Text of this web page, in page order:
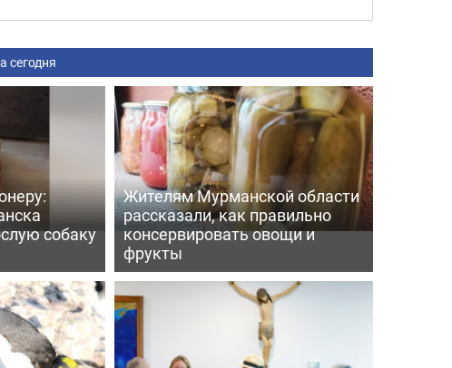
сегодня
собаку
Жителям Мурманской области
рассказали, как правильно
консервировать овощи и
фрукты